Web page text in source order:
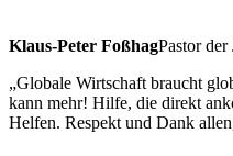
Klaus-Peter FoßhagPastor
„Globale Wirtschaft braucht
kann mehr! Hilfe, die direkt
Helfen. Respekt und Dank